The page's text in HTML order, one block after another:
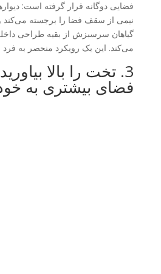
فضایی دوگانه قرار گرفته است:
نیمی از سقف فضا را برجسته می‌کند و
گیاهان سرسبزش از بقیه طراحی
می‌کند. این یک رویکرد منحصر به
3. تخت را بالا
فضای بیشتری به